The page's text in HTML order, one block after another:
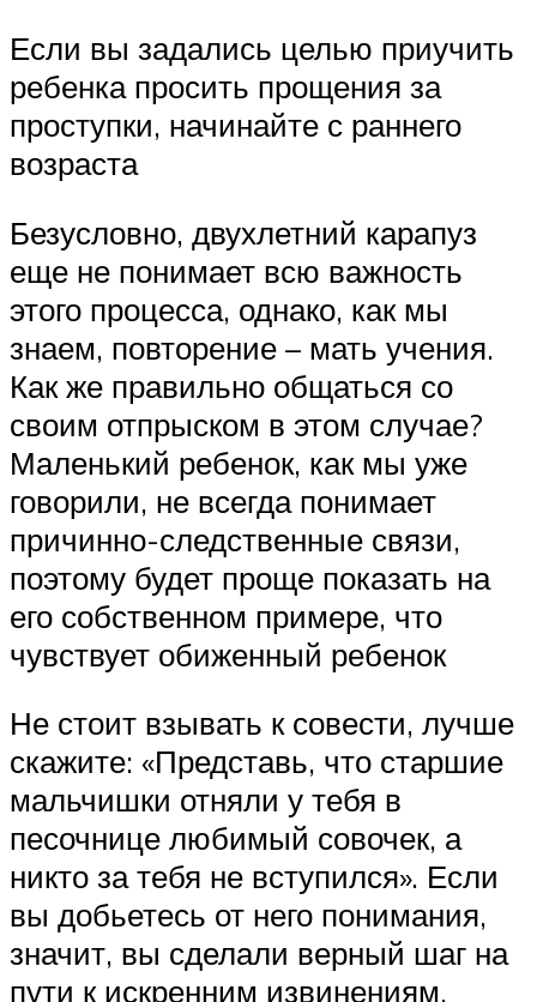
Если вы задались целью приучить
ребенка просить прощения за
проступки, начинайте с раннего
возраста
Безусловно, двухлетний карапуз
еще не понимает всю важность
этого процесса, однако, как мы
знаем, повторение – мать учения.
Как же правильно общаться со
своим отпрыском в этом случае?
Маленький ребенок, как мы уже
говорили, не всегда понимает
причинно-следственные связи,
поэтому будет проще показать на
его собственном примере, что
чувствует обиженный ребенок
Не стоит взывать к совести, лучше
скажите: «Представь, что старшие
мальчишки отняли у тебя в
песочнице любимый совочек, а
никто за тебя не вступился». Если
вы добьетесь от него понимания,
значит, вы сделали верный шаг на
пути к искренним извинениям.